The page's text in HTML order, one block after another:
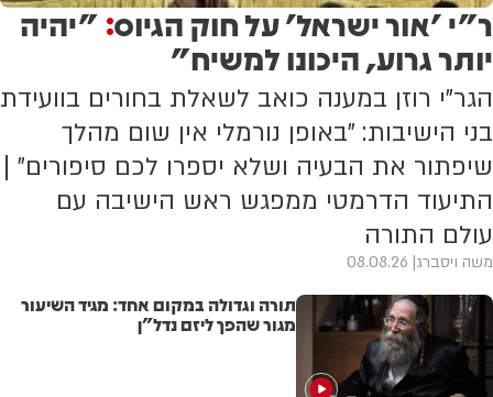
ר"י 'אור ישראל' על חוק הגיוס: "יהיה
יותר גרוע, היכונו למשיח"
הגר"י רוזן במענה כואב לשאלת בחורים בוועידת
בני הישיבות: "באופן נורמלי אין שום מהלך
שיפתור את הבעיה ושלא יספרו לכם סיפורים" |
התיעוד הדרמטי ממפגש ראש הישיבה עם
עולם התורה
משה ויסברג 08.08.26
תורה וגדולה במקום אחד: מגיד השיעור
מגור שהפך ליזם נדל"ן